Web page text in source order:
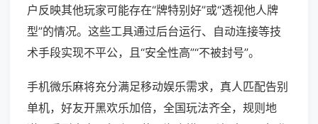
户反映其他玩家可能存在“牌特别好”或“透视他人牌
型”的情况。这些工具通过后台运行、自动连接等技
术手段实现不平公，且“安全性高”“不被封号”。
手机微乐麻将充分满足移动娱乐需求，真人匹配告别
单机，好友开黑欢乐加倍，全国玩法齐全，规则地